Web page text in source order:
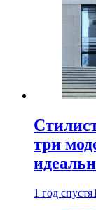
три
1 год спустя